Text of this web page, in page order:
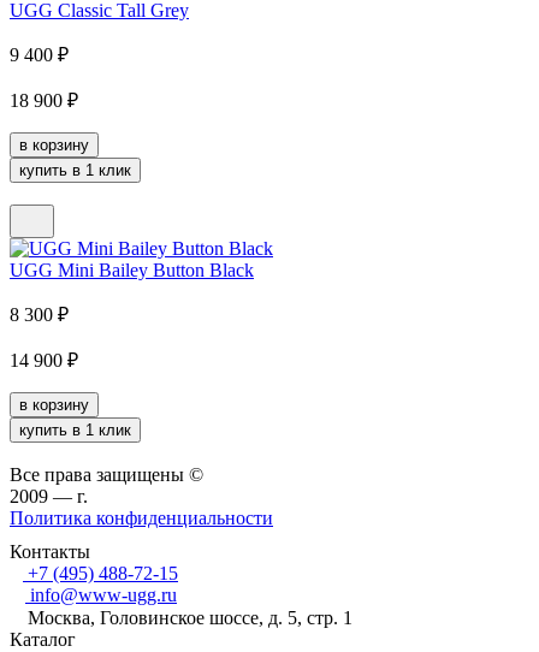
UGG Classic Tall Grey
9 400 ₽
18 900 ₽
в корзину
купить в 1 клик
UGG Mini Bailey Button Black
8 300 ₽
14 900 ₽
в корзину
купить в 1 клик
Все права защищены ©
2009 — г.
Политика конфиденциальности
Контакты
+7 (495) 488-72-15
info@www-ugg.ru
Москва, Головинское шоссе, д. 5, стр. 1
Каталог